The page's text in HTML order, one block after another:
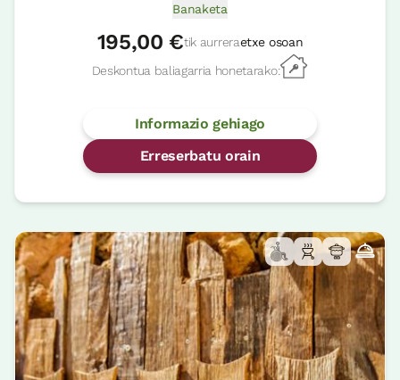
Banaketa
195,00 €tik aurreraetxe osoan
Deskontua baliagarria honetarako:
Informazio gehiago
Erreserbatu orain